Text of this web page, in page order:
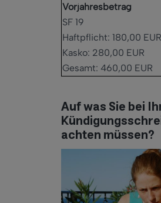
Vorjahresbetrag
SF 19
Haftpflicht: 180,00 EUR
Kasko: 280,00 EUR
Gesamt: 460,00 EUR
Auf was Sie bei
achten müssen?